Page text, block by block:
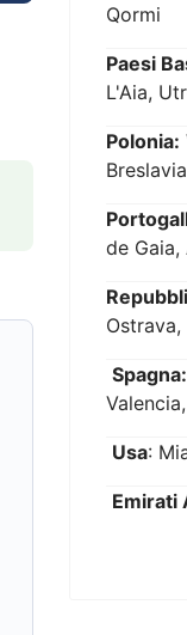
Qormi
Paesi
L'Aia,
Polonia:
Breslavia
de Gaia,
Ostrava,
Spagna:
Usa:
Emirati